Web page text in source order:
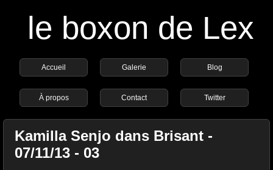
le boxon de Lex
Accueil Galerie Blog
À propos Contact Twitter
Kamilla Senjo dans Brisant -
07/11/13 - 03